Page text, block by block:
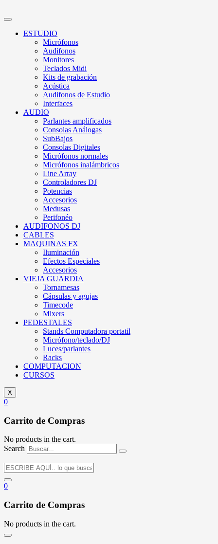
ESTUDIO
Micrófonos
Audífonos
Monitores
Teclados Midi
Kits de grabación
Acústica
Audifonos de Estudio
Interfaces
AUDIO
Parlantes amplificados
Consolas Análogas
SubBajos
Consolas Digitales
Micrófonos normales
Micrófonos inalámbricos
Line Array
Controladores DJ
Potencias
Accesorios
Medusas
Perifonéo
AUDIFONOS DJ
CABLES
MAQUINAS FX
Iluminación
Efectos Especiales
Accesorios
VIEJA GUARDIA
Tornamesas
Cápsulas y agujas
Timecode
Mixers
PEDESTALES
Stands Computadora portatil
Micrófono/teclado/DJ
Luces/parlantes
Racks
COMPUTACION
CURSOS
X
0
Carrito de Compras
No products in the cart.
Search
0
Carrito de Compras
No products in the cart.